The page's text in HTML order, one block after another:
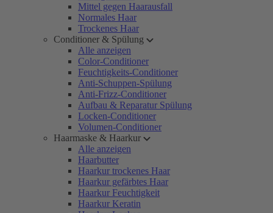
Mittel gegen Haarausfall
Normales Haar
Trockenes Haar
Conditioner & Spülung
Alle anzeigen
Color-Conditioner
Feuchtigkeits-Conditioner
Anti-Schuppen-Spülung
Anti-Frizz-Conditioner
Aufbau & Reparatur Spülung
Locken-Conditioner
Volumen-Conditioner
Haarmaske & Haarkur
Alle anzeigen
Haarbutter
Haarkur trockenes Haar
Haarkur gefärbtes Haar
Haarkur Feuchtigkeit
Haarkur Keratin